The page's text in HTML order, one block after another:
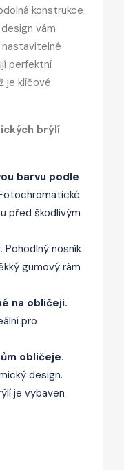
konstrukce
vám
nastavitelné
perfektní
je klíčové
brýlí
barvu podle
před škodlivým
Pohodlný nosník
gumový rám
na obličeji.
pro
obličeje.
design.
je vybaven